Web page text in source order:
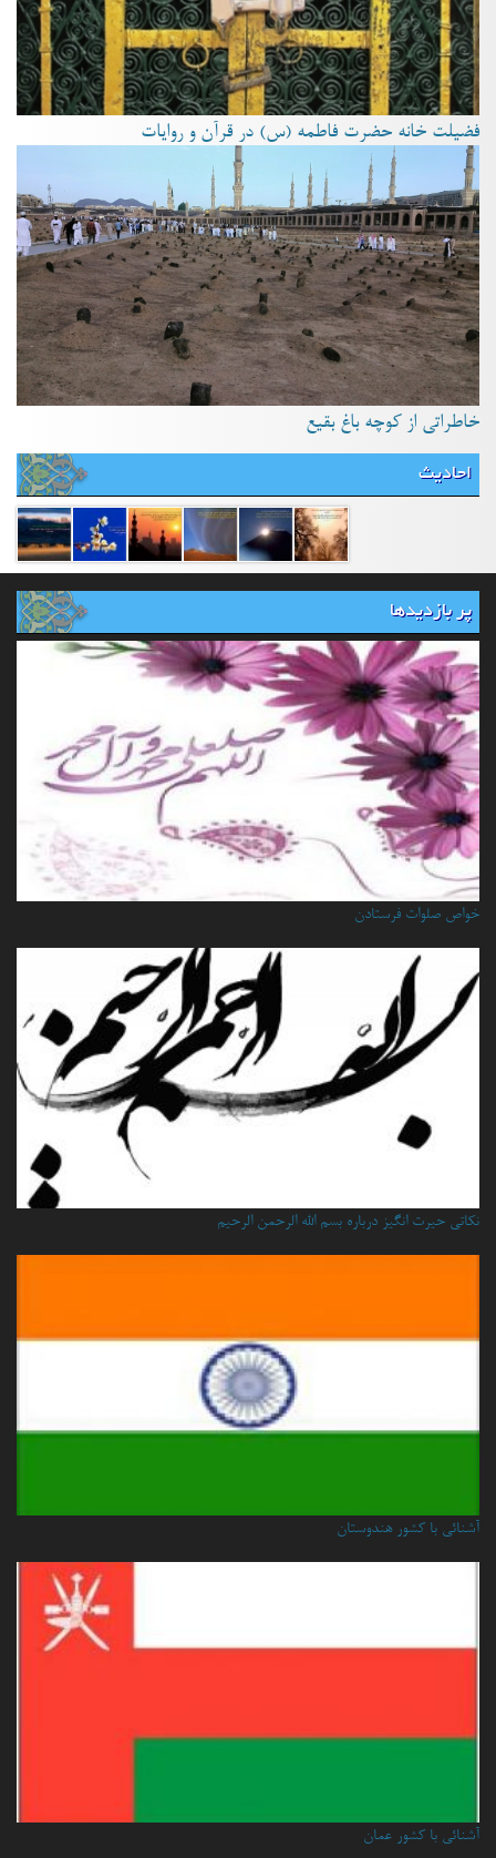
فضیلت خانه حضرت فاطمه (س) در قرآن و روایات
خاطراتی از کوچه باغ بقیع
احادیث
پر بازدیدها
خواص صلوات فرستادن
نكاتي حيرت انگيز درباره بسم الله الرحمن الرحيم
آشنائی با کشور هندوستان
آشنائي با كشور عمان